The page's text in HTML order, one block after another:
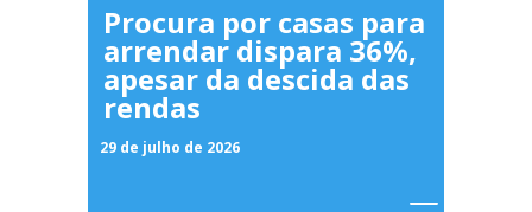
Procura por casas para
arrendar dispara 36%,
apesar da descida das
rendas
29 de julho de 2026